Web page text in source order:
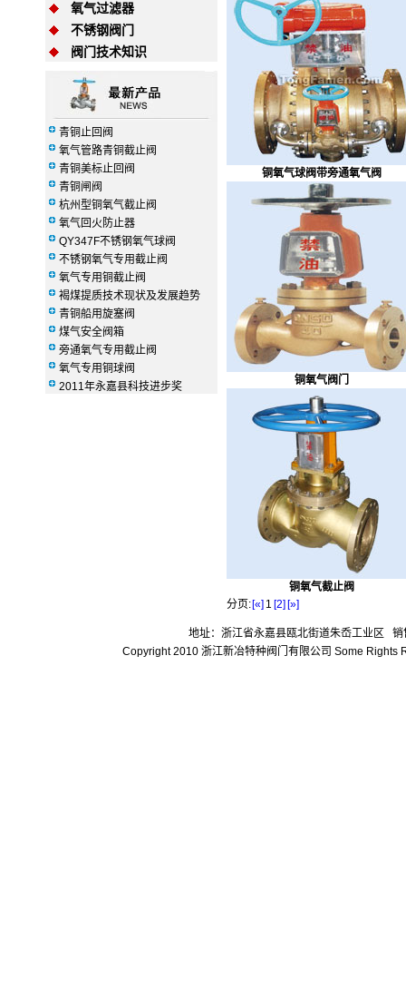
氧气过滤器
不锈钢阀门
阀门技术知识
青铜止回阀
氧气管路青铜截止阀
青铜美标止回阀
青铜闸阀
杭州型铜氧气截止阀
氧气回火防止器
QY347F不锈钢氧气球阀
不锈钢氧气专用截止阀
氧气专用铜截止阀
褐煤提质技术现状及发展趋势
青铜船用旋塞阀
煤气安全阀箱
旁通氧气专用截止阀
氧气专用铜球阀
2011年永嘉县科技进步奖
铜氧气球阀带旁通氧气阀
铜氧气阀门
铜氧气截止阀
分页:[«] 1 [2] [»]
地址：浙江省永嘉县瓯北街道朱岙工业区
Copyright 2010 浙江新冶特种阀门有限公司 Some Rights